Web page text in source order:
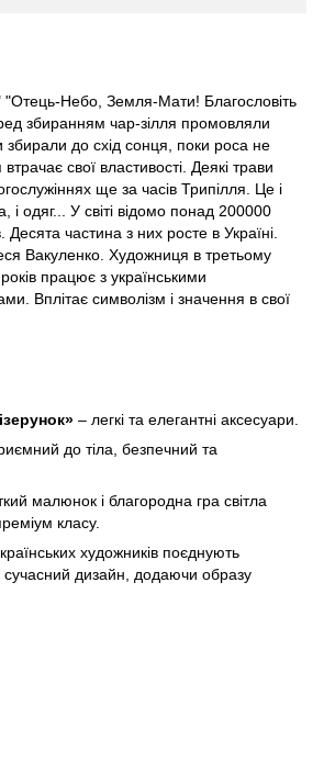
"Отець-Небо, Земля-Мати! Благословіть
збиранням чар-зілля промовляли
до схід сонця, поки роса не
свої властивості. Деякі трави
ще за часів Трипілля. Це і
і одяг... У світі відомо понад 200000
Десята частина з них росте в Україні.
Вакуленко. Художниця в третьому
працює з українськими
Вплітає символізм і значення в свої
– легкі та елегантні аксесуари.
до тіла, безпечний та
малюнок і благородна гра світла
класу.
художників поєднують
сучасний дизайн, додаючи образу